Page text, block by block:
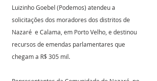
Luizinho Goebel (Podemos) atendeu a
solicitações dos moradores dos distritos de
Nazaré  e Calama, em Porto Velho, e destinou
recursos de emendas parlamentares que
chegam a R$ 305 mil.